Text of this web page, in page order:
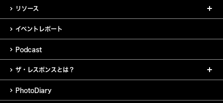
リソース
イベントレポート
Podcast
ザ・レスポンスとは？
PhotoDiary